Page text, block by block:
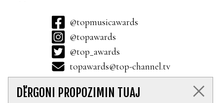
DËRGONI PROPOZIMIN TUAJ
@topmusicawards
@topawards
@top_awards
topawards@top-channel.tv